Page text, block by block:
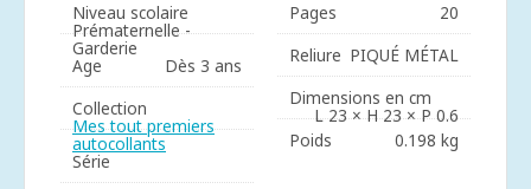
Niveau scolaire
Prématernelle -
Garderie
Age
Dès 3 ans
Collection
Mes tout premiers
autocollants
Série
Pages
20
Reliure PIQUÉ MÉTAL
Dimensions en cm
L 23 × H 23 × P 0.6
Poids
0.198 kg